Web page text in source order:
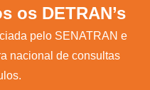
os DETRAN’s
pelo SENATRAN e
nacional de consultas